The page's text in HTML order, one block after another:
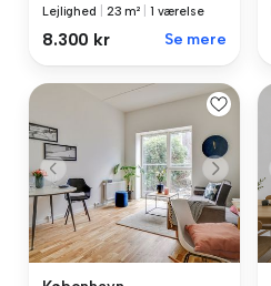
Lejlighed 23 m² 1 værelse
8.300 kr Se mere